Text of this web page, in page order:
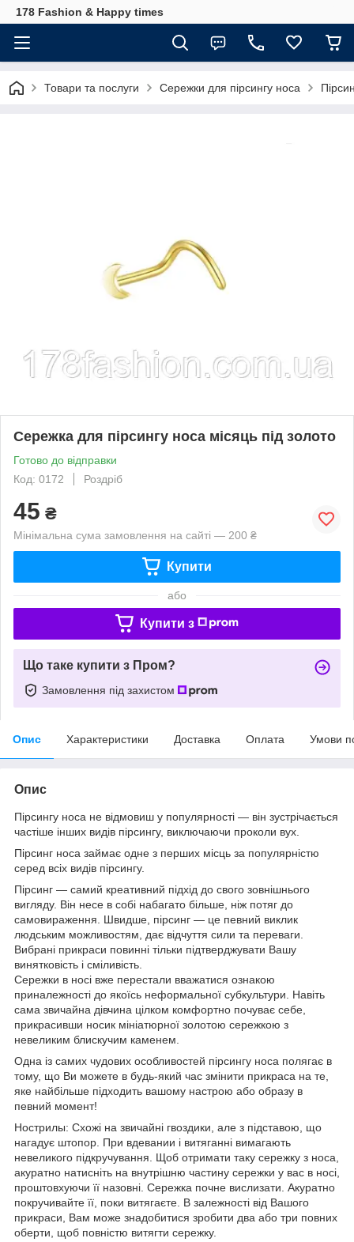
178 Fashion & Happy times
Товари та послуги Сережки для пірсингу носа
Сережка для пірсингу носа місяць під золото
Готово до відправки
Код: 0172
Роздріб
45 ₴
Мінімальна сума замовлення на сайті — 200 ₴
Купити
або
Купити з
Що таке купити з Пром?
Замовлення під захистом
Опис Характеристики Доставка Оплата Умови
Опис
Пірсингу носа не відмовиш у популярності — він зустрічається
частіше інших видів пірсингу, виключаючи проколи вух.
Пірсинг носа займає одне з перших місць за популярністю
серед всіх видів пірсингу.
Пірсинг — самий креативний підхід до свого зовнішнього
вигляду. Він несе в собі набагато більше, ніж потяг до
самовираження. Швидше, пірсинг — це певний виклик
людським можливостям, дає відчуття сили та переваги.
Вибрані прикраси повинні тільки підтверджувати Вашу
винятковість і сміливість.
Сережки в носі вже перестали вважатися ознакою
приналежності до якоїсь неформальної субкультури. Навіть
сама звичайна дівчина цілком комфортно почуває себе,
прикрасивши носик мініатюрної золотою сережкою з
невеликим блискучим каменем.
Одна із самих чудових особливостей пірсингу носа полягає в
тому, що Ви можете в будь-який час змінити прикраса на те,
яке найбільше підходить вашому настрою або образу в
певний момент!
Нострилы: Схожі на звичайні гвоздики, але з підставою, що
нагадує штопор. При вдевании і витяганні вимагають
невеликого підкручування. Щоб отримати таку сережку з носа,
акуратно натисніть на внутрішню частину сережки у вас в носі,
проштовхуючи її назовні. Сережка почне вислизати. Акуратно
покручивайте її, поки витягаєте. В залежності від Вашого
прикраси, Вам може знадобитися зробити два або три повних
оберти, щоб повністю витягти сережку.